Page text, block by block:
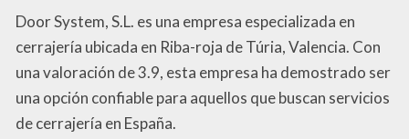
Door System, S.L. es una empresa especializada en
cerrajería ubicada en Riba-roja de Túria, Valencia. Con
una valoración de 3.9, esta empresa ha demostrado ser
una opción confiable para aquellos que buscan servicios
de cerrajería en España.